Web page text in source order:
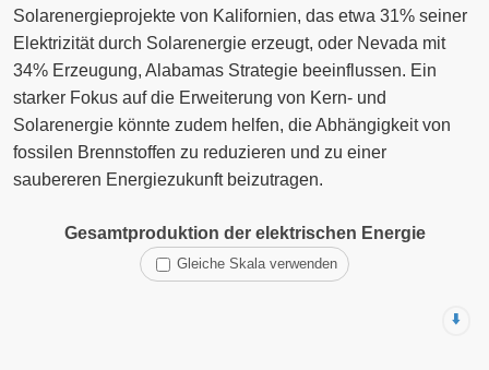
Solarenergieprojekte von Kalifornien, das etwa 31% seiner
Elektrizität durch Solarenergie erzeugt, oder Nevada mit
34% Erzeugung, Alabamas Strategie beeinflussen. Ein
starker Fokus auf die Erweiterung von Kern- und
Solarenergie könnte zudem helfen, die Abhängigkeit von
fossilen Brennstoffen zu reduzieren und zu einer
saubereren Energiezukunft beizutragen.
Gesamtproduktion der elektrischen Energie
Gleiche Skala verwenden
⬇️